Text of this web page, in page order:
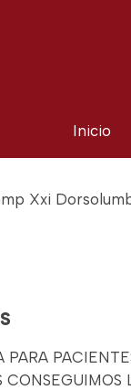
Inicio
Xxi
PARA
CONSEGUIMOS